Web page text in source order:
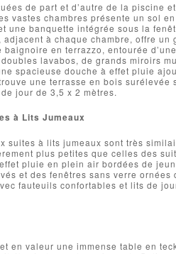
de part et d’autre de la piscine
vastes chambres présente un sol
une banquette intégrée sous la
à chaque chambre, offre
en terrazzo, entourée
lavabos, de grands miroirs
spacieuse douche à effet pluie
une terrasse en bois
jour de 3,5 x 2 mètres.
à Lits Jumeaux
suites à lits jumeaux sont très
plus petites que celles des
pluie en plein air bordées de
et des fenêtres sans verre
fauteuils confortables et lits de
en valeur une immense table en